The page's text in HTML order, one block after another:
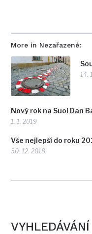
More in Nezařazené:
14.
Nový rok na Suoi Dan
1. 1. 2019
Vše nejlepší do roku
30. 12. 2018
VYHLEDÁVÁNÍ